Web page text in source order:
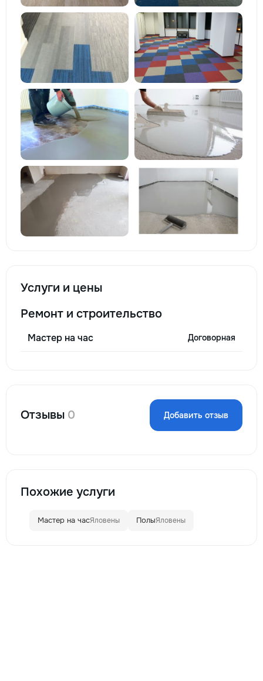
Услуги и цены
Ремонт и строительство
Мастер на час Договорная
Отзывы 0 Добавить отзыв
Похожие услуги
Мастер на часЯловены ПолыЯловены